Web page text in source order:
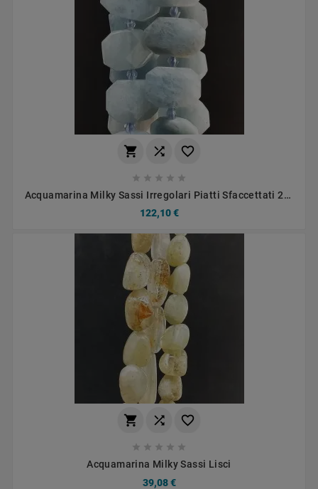
  
    
Acquamarina Milky Sassi Irregolari Piatti Sfaccettati 20-
122,10 €
  
    
Acquamarina Milky Sassi Lisci
39,08 €